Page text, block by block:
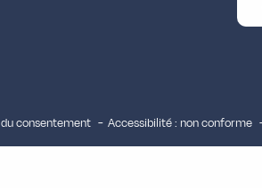
consentement Accessibilité : non conforme